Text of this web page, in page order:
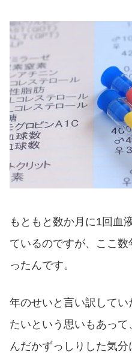
もともと数か月に1回血
ているのですが、ここ
ったんです。
年のせいと言い訳して
たいという思いもあっ
んだかずっしりした気分